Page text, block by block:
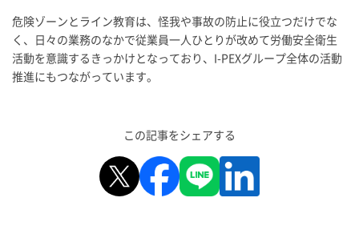
危険ゾーンとライン教育は、怪我や事故の防止に役立つだけでな
く、日々の業務のなかで従業員一人ひとりが改めて労働安全衛生
活動を意識するきっかけとなっており、 I-PEXグループ全体の活動
推進にもつながっています。
この記事をシェアする